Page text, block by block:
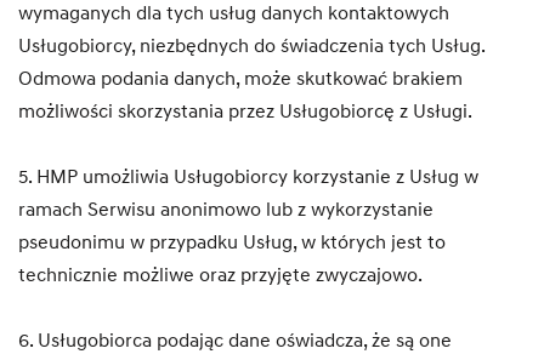
wymaganych dla tych usług danych kontaktowych
Usługobiorcy, niezbędnych do świadczenia tych Usług.
Odmowa podania danych, może skutkować brakiem
możliwości skorzystania przez Usługobiorcę z Usługi.
5. HMP umożliwia Usługobiorcy korzystanie z Usług w
ramach Serwisu anonimowo lub z wykorzystanie
pseudonimu w przypadku Usług, w których jest to
technicznie możliwe oraz przyjęte zwyczajowo.
6. Usługobiorca podając dane oświadcza, że są one